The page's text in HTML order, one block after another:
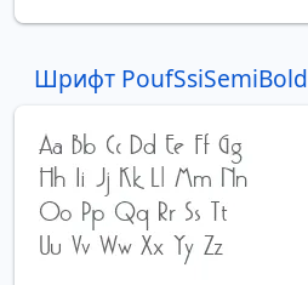
Шрифт PoufSsiSemiBold